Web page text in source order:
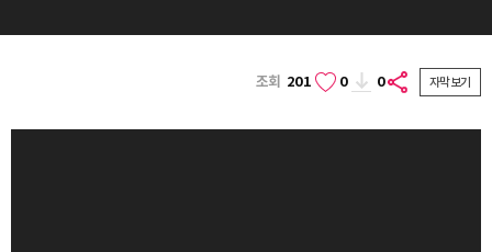
조회 201 0 0 자막보기